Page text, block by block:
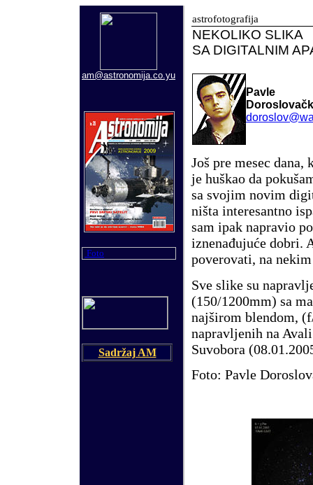
am@astronomija.co.yu
Foto
Sadržaj AM
astrofotografija
NEKOLIKO SLIKA
SA DIGITALNIM
Pavle
Još pre mesec
je huškao da
sa svojim novim
ništa interesantno
sam ipak napravio
iznenađujuće dobri.
poverovati, na
Sve slike su
(150/1200mm) sa
najširom blendom,
napravljenih na
Suvobora
Foto: Pavle